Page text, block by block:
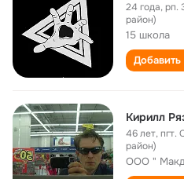
24 года,рп.
район)
15 школа
Добавить
Кирилл
46 лет,пгт.
район)
ООО "